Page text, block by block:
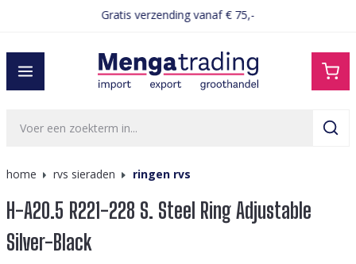
Gratis verzending vanaf € 75,-
home rvs sieraden ringen rvs
H-A20.5 R221-228 S. Steel Ring Adjustable
Silver-Black